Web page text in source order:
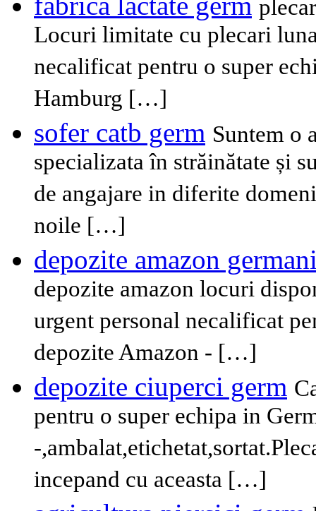
Locuri limitate cu plecari
necalificat pentru o super
Hamburg […]
sofer catb germ Suntem o
specializata în străinătate și
de angajare in diferite
noile […]
depozite amazon
depozite amazon locuri
urgent personal necalificat
depozite Amazon - […]
depozite ciuperci germ
pentru o super echipa in
-
incepand cu aceasta […]